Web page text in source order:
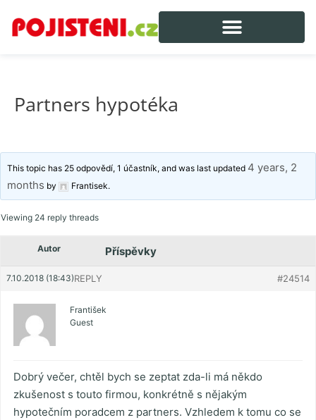
Partners hypotéka
This topic has 25 odpovědí, 1 účastník, and was last updated 4 years, 2
months by Frantisek.
Viewing 24 reply threads
Autor Příspěvky
7.10.2018 (18:43) #24514
REPLY
František
Guest
Dobrý večer, chtěl bych se zeptat zda-li má někdo
zkušenost s touto firmou, konkrétně s nějakým
hypotečním poradcem z partners. Vzhledem k tomu co se